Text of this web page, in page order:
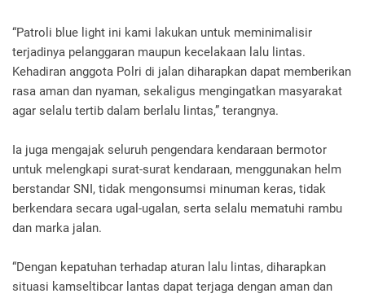
“Patroli blue light ini kami lakukan untuk meminimalisir
terjadinya pelanggaran maupun kecelakaan lalu lintas.
Kehadiran anggota Polri di jalan diharapkan dapat memberikan
rasa aman dan nyaman, sekaligus mengingatkan masyarakat
agar selalu tertib dalam berlalu lintas,” terangnya.
Ia juga mengajak seluruh pengendara kendaraan bermotor
untuk melengkapi surat-surat kendaraan, menggunakan helm
berstandar SNI, tidak mengonsumsi minuman keras, tidak
berkendara secara ugal-ugalan, serta selalu mematuhi rambu
dan marka jalan.
“Dengan kepatuhan terhadap aturan lalu lintas, diharapkan
situasi kamseltibcar lantas dapat terjaga dengan aman dan